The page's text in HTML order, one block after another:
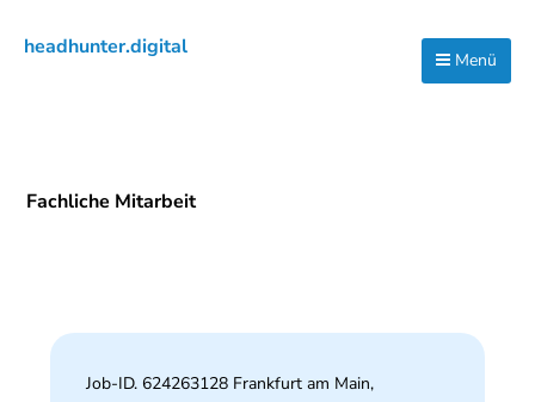
Hauptnavigation
Inhalt
Seitenspalte
headhunter.digital
Menü
Fachliche Mitarbeit
Job-ID. 624263128 Frankfurt am Main,